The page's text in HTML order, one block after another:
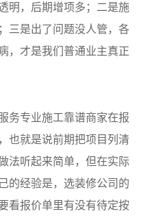
明，后期增项多；二是施
三是出了问题没人管，各
，才是我们普通业主真正
务专业施工靠谱商家在报
也就是说前期把项目列清
法听起来简单，但在实际
的经验是，选装修公司的
看报价单里有没有待定按